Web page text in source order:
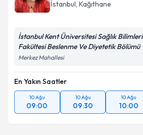
İstanbul, Kağıthane
İstanbul Kent Üniversitesi Sağlık Bilimleri
Fakültesi Beslenme Ve Diyetetik Bölümü
Merkez Mahallesi
En Yakın Saatler
10 Ağu
09:00
10 Ağu
09:30
10 Ağu
10:00